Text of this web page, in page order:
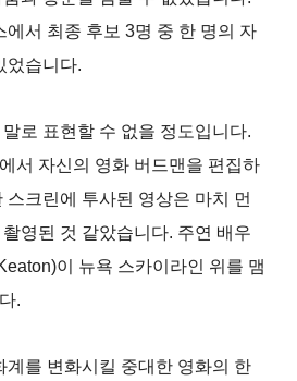
에서 최종 후보 3명 중 한 명의 자
었습니다.
로 표현할 수 없을 정도입니다.
서 자신의 영화 버드맨을 편집하
스크린에 투사된 영상은 마치 먼
영된 것 같았습니다. 주연 배우
이 뉴욕 스카이라인 위를 맴
.
계를 변화시킬 중대한 영화의 한